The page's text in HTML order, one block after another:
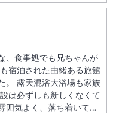
、食事処でも兄ちゃんが
族
囲気よく、落ち着いて過